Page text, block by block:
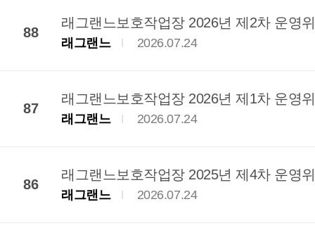
88
래그랜느보호작업장 2026년 제2차 운영
래그랜느 2026.07.24
87
래그랜느보호작업장 2026년 제1차 운영
래그랜느 2026.07.24
86
래그랜느보호작업장 2025년 제4차 운영
래그랜느 2026.07.24